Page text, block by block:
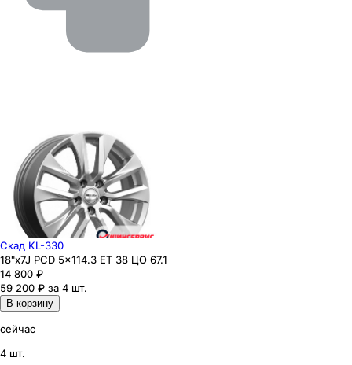
Скад KL-330
18"x7J PCD 5x114.3 ЕТ 38 ЦО 67.1
14 800 ₽
59 200 ₽ за 4 шт.
В корзину
сейчас
4 шт.